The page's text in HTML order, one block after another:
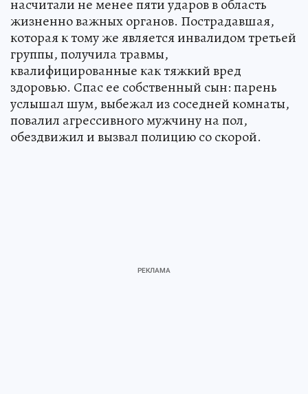
насчитали не менее пяти ударов в область
жизненно важных органов. Пострадавшая,
которая к тому же является инвалидом третьей
группы, получила травмы,
квалифицированные как тяжкий вред
здоровью. Спас ее собственный сын: парень
услышал шум, выбежал из соседней комнаты,
повалил агрессивного мужчину на пол,
обездвижил и вызвал полицию со скорой.